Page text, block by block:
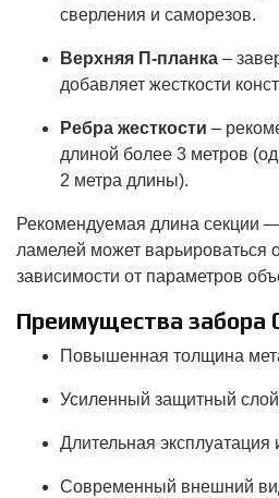
сверления и саморезов.
Верхняя П-планка –
добавляет жесткости
Ребра жесткости –
длиной более 3 метров
2 метра длины).
Рекомендуемая длина секции
ламелей может варьироваться
зависимости от параметров
Преимущества забора
Повышенная толщина
Усиленный защитный
Длительная эксплуатация
Современный внешний